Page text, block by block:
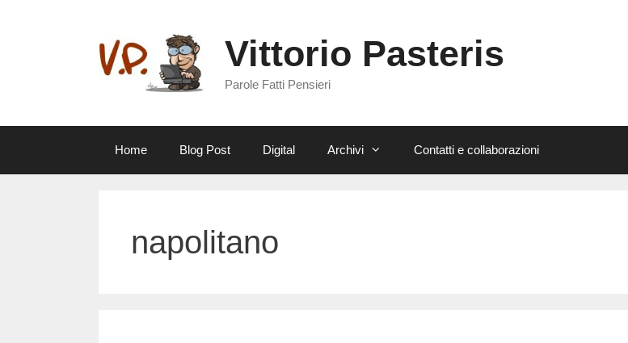
Vittorio Pasteris
Parole Fatti Pensieri
Home Blog Post Digital Archivi Contatti e collaborazioni
napolitano